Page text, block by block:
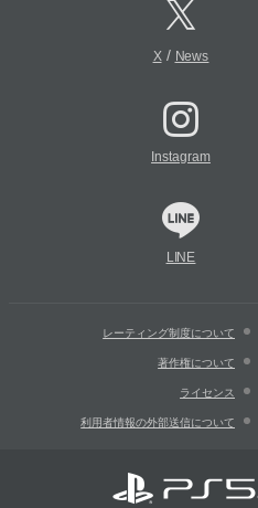
X/ News
Instagram
LINE
レーティング制度について
著作権について
ライセンス
利用者情報の外部送信について